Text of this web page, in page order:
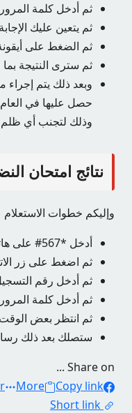
ثم أدخل كلمة
ثم يتعين عليك
ثم الضغط على
ثم سترى النتيجة
وبعد ذلك يتم إجراء
حصل عليها في
وذلك لتجنب أي
نتائج امتحان
وإليكم خطوات الاستعلام عن نتائج
أدخل *567# على هاتفك الخلوي.
ثم اضغط على زر
ثم أدخل رقم
ثم أدخل كلمة
ثم انتظر بعض
ستصلك بعد ذلك
Share on ...
More
Copy link
Short link